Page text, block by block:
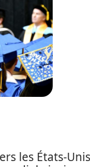
les États-